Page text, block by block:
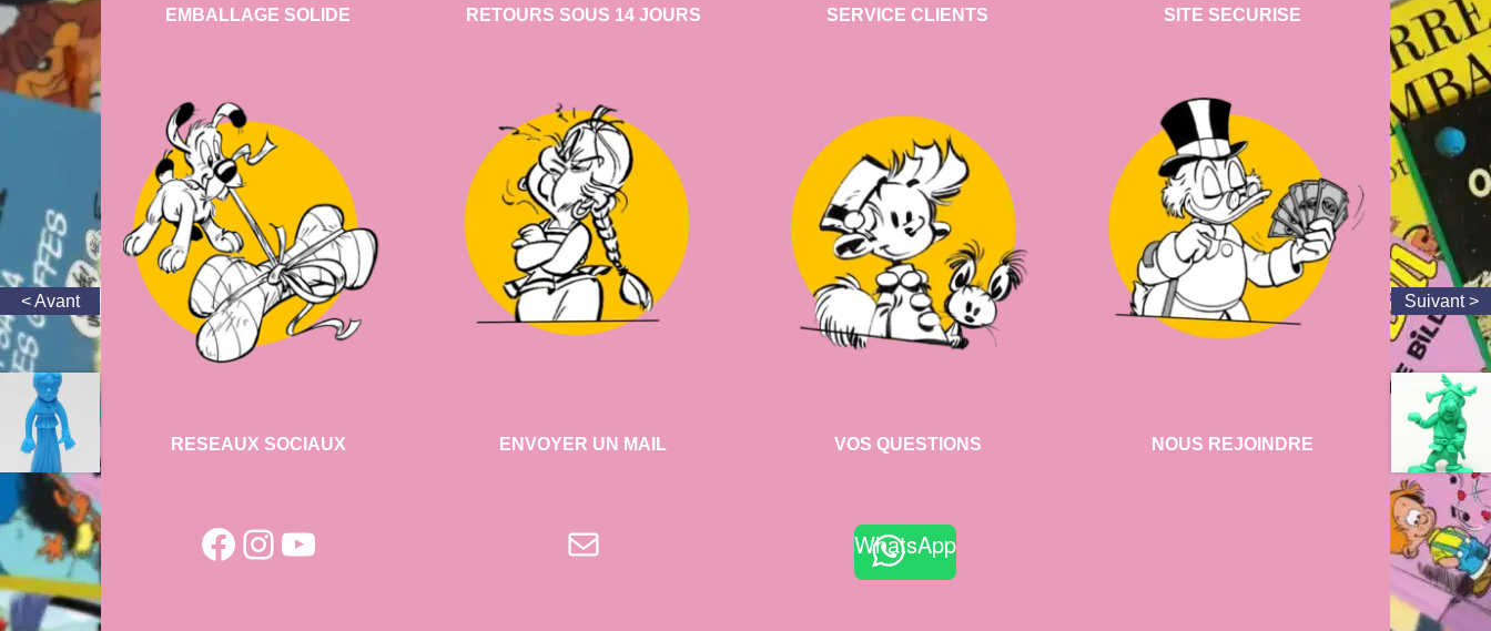
EMBALLAGE SOLIDE
RESEAUX SOCIAUX
Facebook
Instagram
YouTube
RETOURS SOUS 14 JOURS
ENVOYER UN MAIL
E-mail
SERVICE CLIENTS
VOS QUESTIONS
WhatsApp
SITE SECURISE
NOUS REJOINDRE